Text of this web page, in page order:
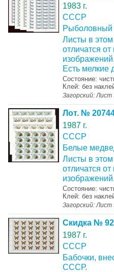
1983 г.
СССР
Листы в этом
отличатся
изображений.
Есть мелкие
Состояние:
Клей: без
Загорский: Лист
Лот. №
1987 г.
СССР
Белые
Листы в этом
отличатся
изображений.
Состояние:
Клей: без
Загорский: Лист
Скидка №
1987 г.
СССР
Бабочки,
СССР.